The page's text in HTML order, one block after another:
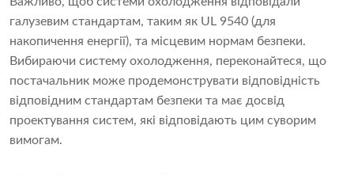
галузевим стандартам, таким як UL 9540 (для
накопичення енергії), та місцевим нормам безпеки.
Вибираючи систему охолодження, переконайтеся, що
постачальник може продемонструвати відповідність
відповідним стандартам безпеки та має досвід
проектування систем, які відповідають цим суворим
вимогам.